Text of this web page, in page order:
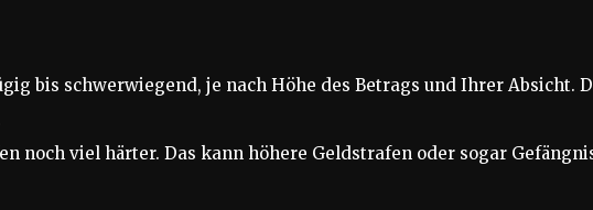
bis schwerwiegend, je nach Höhe des Betrags und Ihrer Absicht.
noch viel härter. Das kann höhere Geldstrafen oder sogar